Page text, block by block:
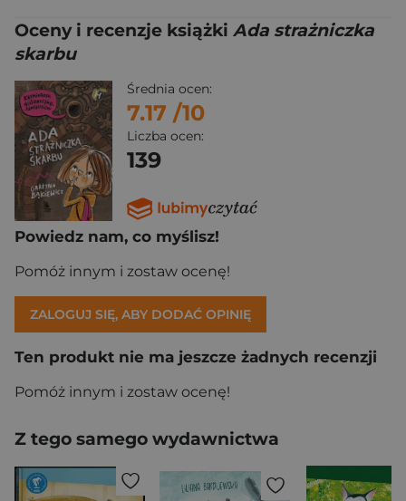
Oceny i recenzje książki Ada strażniczka
skarbu
Średnia ocen:
7.17 /10
Liczba ocen:
139
Powiedz nam, co myślisz!
Pomóż innym i zostaw ocenę!
ZALOGUJ SIĘ, ABY DODAĆ OPINIĘ
Ten produkt nie ma jeszcze żadnych recenzji
Pomóż innym i zostaw ocenę!
Z tego samego wydawnictwa